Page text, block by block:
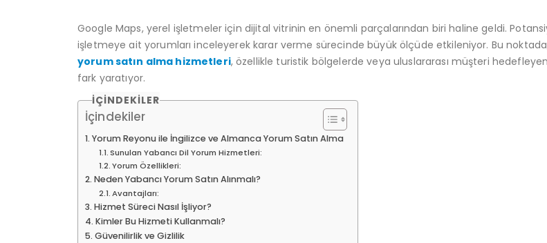
Google Maps, yerel işletmeler için dijital vitrinin en önemli parçalarından biri haline geldi.
işletmeye ait yorumları inceleyerek karar verme sürecinde büyük ölçüde etkileniyor. Bu
yorum satın alma hizmetleri, özellikle turistik bölgelerde veya uluslararası müşteri
fark yaratıyor.
İÇINDEKILER
İçindekiler
Yorum Reyonu ile İngilizce ve Almanca Yorum Satın Alma
Sunulan Yabancı Dil Yorum Hizmetleri:
Yorum Özellikleri:
Neden Yabancı Yorum Satın Alınmalı?
Avantajları:
Hizmet Süreci Nasıl İşliyor?
Kimler Bu Hizmeti Kullanmalı?
Güvenilirlik ve Gizlilik